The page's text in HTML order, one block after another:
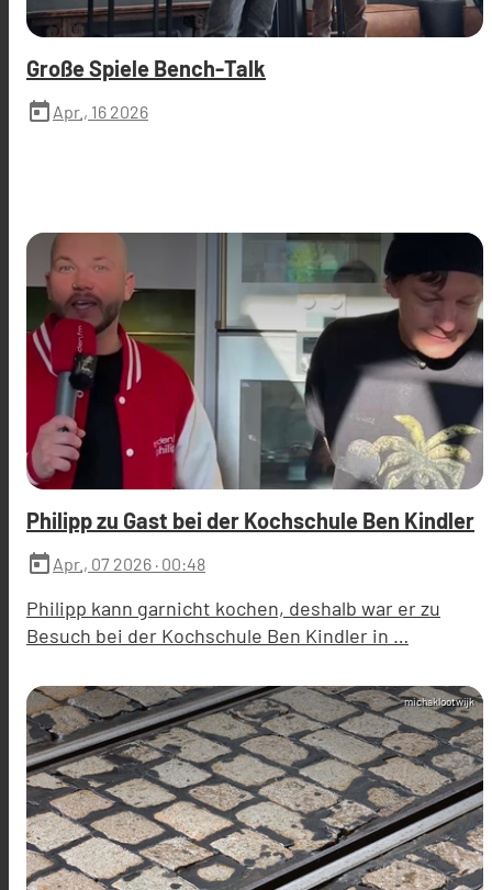
Große Spiele Bench-Talk
today Apr., 16 2026
Philipp zu Gast bei der Kochschule Ben Kindler
today Apr., 07 2026 · 00:48
Philipp kann garnicht kochen, deshalb war er zu
Besuch bei der Kochschule Ben Kindler in …
michaklootwijk